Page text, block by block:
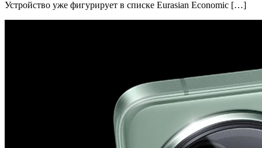
Устройство уже фигурирует в списке Eurasian Economic […]